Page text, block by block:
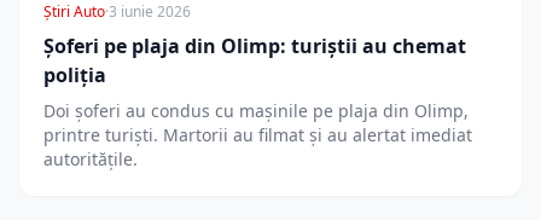
Știri Auto·3 iunie 2026
Șoferi pe plaja din Olimp: turiștii au chemat
poliția
Doi șoferi au condus cu mașinile pe plaja din Olimp,
printre turiști. Martorii au filmat și au alertat imediat
autoritățile.